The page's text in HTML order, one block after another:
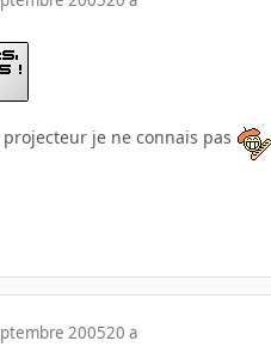
projecteur je ne connais pas
200520 a